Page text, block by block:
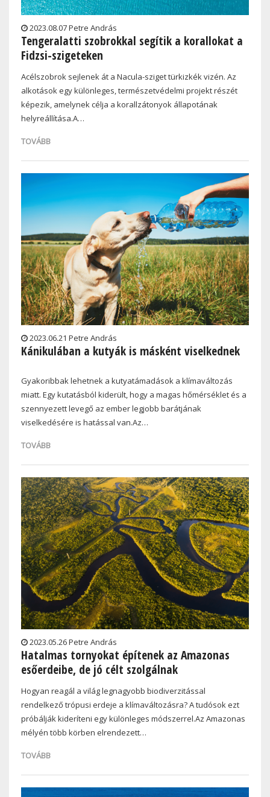
2023.08.07 Petre András
Tengeralatti szobrokkal segítik a korallokat a
Fidzsi-szigeteken
Acélszobrok sejlenek át a Nacula-sziget türkizkék vizén. Az
alkotások egy különleges, természetvédelmi projekt részét
képezik, amelynek célja a korallzátonyok állapotának
helyreállítása.A…
TOVÁBB
2023.06.21 Petre András
Kánikulában a kutyák is másként viselkednek
Gyakoribbak lehetnek a kutyatámadások a klímaváltozás
miatt. Egy kutatásból kiderült, hogy a magas hőmérséklet és a
szennyezett levegő az ember legjobb barátjának
viselkedésére is hatással van.Az…
TOVÁBB
2023.05.26 Petre András
Hatalmas tornyokat építenek az Amazonas
esőerdeibe, de jó célt szolgálnak
Hogyan reagál a világ legnagyobb biodiverzitással
rendelkező trópusi erdeje a klímaváltozásra? A tudósok ezt
próbálják kideríteni egy különleges módszerrel.Az Amazonas
mélyén több körben elrendezett…
TOVÁBB